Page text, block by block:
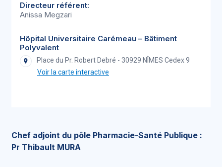
Directeur référent:
Anissa Megzari
Hôpital Universitaire Carémeau – Bâtiment
Polyvalent
Place du Pr. Robert Debré - 30929 NÎMES Cedex 9
Voir la carte interactive
Chef adjoint du pôle Pharmacie-Santé Publique :
Pr Thibault MURA